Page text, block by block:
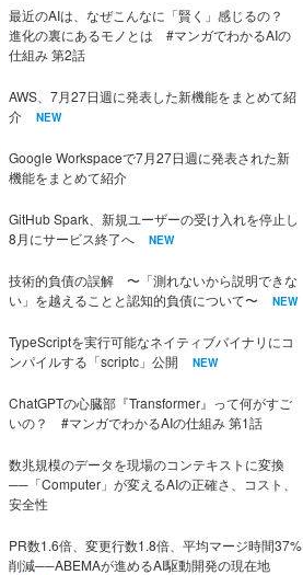
最近のAIは、なぜこんなに「賢く」感じるの？
進化の裏にあるモノとは #マンガでわかるAIの
仕組み 第2話
AWS、7月27日週に発表した新機能をまとめて紹
介
NEW
Google Workspaceで7月27日週に発表された新
機能をまとめて紹介
GitHub Spark、新規ユーザーの受け入れを停止し
8月にサービス終了へ
NEW
技術的負債の誤解 〜「測れないから説明できな
い」を越えることと認知的負債について〜
NEW
TypeScriptを実行可能なネイティブバイナリにコ
ンパイルする「scriptc」公開
NEW
ChatGPTの心臓部『Transformer』って何がすご
いの？ #マンガでわかるAIの仕組み 第1話
数兆規模のデータを現場のコンテキストに変換
──「Computer」が変えるAIの正確さ、コスト、
安全性
PR数1.6倍、変更行数1.8倍、平均マージ時間37%
削減──ABEMAが進めるAI駆動開発の現在地